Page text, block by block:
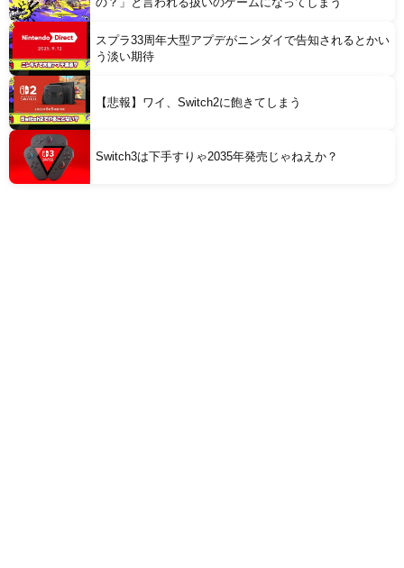
スプラ33周年大型アプデがニンダイで告知されるとかい
う淡い期待
【悲報】ワイ、Switch2に飽きてしまう
Switch3は下手すりゃ2035年発売じゃねえか？